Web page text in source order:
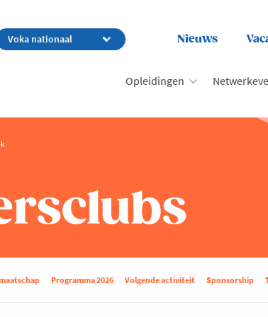
Nieuws
Opleidingen
Programma 2026 Volgende activiteit Sponsorship